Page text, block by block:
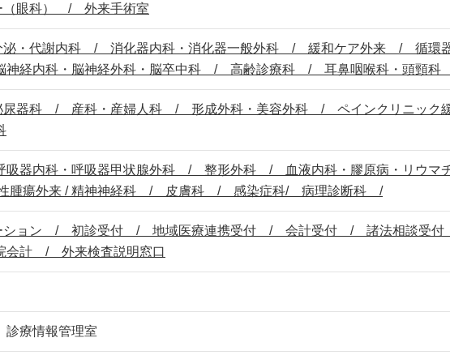
（眼科） / 外来手術室
泌・代謝内科 / 消化器内科・消化器一般外科 / 緩和ケア外来 / 循環器
経内科・脳神経外科・脳卒中科 / 高齢診療科 / 耳鼻咽喉科・頭頸
尿器科 / 産科・産婦人科 / 形成外科・美容外科 / ペインクリニック
器内科・呼吸器甲状腺外科 / 整形外科 / 血液内科・膠原病・リウマ
腫瘍外来 / 精神神経科 / 皮膚科 / 感染症科/ 病理診断科 /
ション / 初診受付 / 地域医療連携受付 / 会計受付 / 諸法相談受
計 / 外来検査説明窓口
療情報管理室